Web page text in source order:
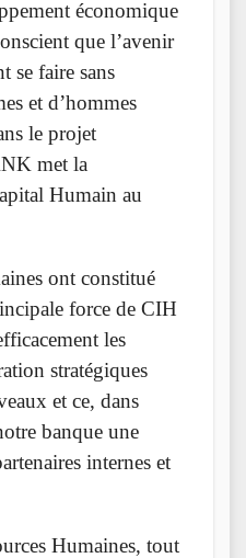
économique
que l’avenir
se faire sans
et d’hommes
le projet
met la
Humain au
ont constitué
force de CIH
les
stratégiques
et ce, dans
banque une
internes et
Humaines, tout